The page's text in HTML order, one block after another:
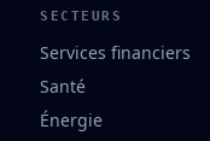
SECTEURS
Services financiers
Santé
Énergie